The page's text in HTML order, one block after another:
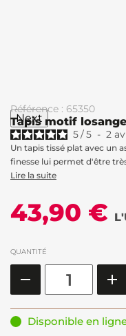
Next
Référence : 65350
Tapis motif
5/5 - 2
Un tapis tissé plat avec un
finesse lui permet d'être
Lire la suite
43,90 €
QUANTITÉ
Disponible en